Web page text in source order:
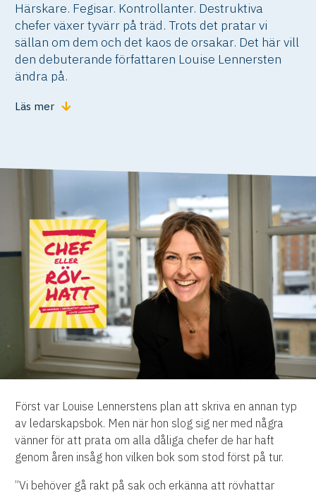
Härskare. Fegisar. Kontrollanter. Destruktiva
chefer växer tyvärr på träd. Trots det pratar vi
sällan om dem och det kaos de orsakar. Det här vill
den debuterande författaren Louise Lennersten
ändra på.
Läs mer
Först var Louise Lennerstens plan att skriva en annan typ
av ledarskapsbok. Men när hon slog sig ner med några
vänner för att prata om alla dåliga chefer de har haft
genom åren insåg hon vilken bok som stod först på tur.
”Vi behöver gå rakt på sak och erkänna att rövhattar